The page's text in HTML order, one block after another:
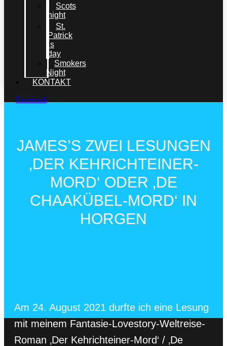
Scots
night
St.
Patrick
´s
day
Smokers
Night
KONTAKT
Facebook
JAMES’S ZWEI LESUNGEN
‚DER KEHRICHTEINER-
MORD‘ ODER ‚DE
CHAAKÜBEL-MORD‘ IN
HORGEN
Am 24. August 2021 durfte ich eine Lesung
mit meinem Fantasie-Lovestory-Weltreise-
Roman ‚Der Kehrichteiner-Mord‘ / ‚De